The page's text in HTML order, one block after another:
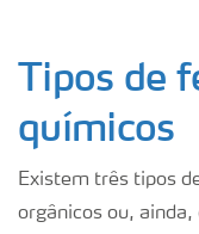
Tipos de
químicos
Existem três tipos
orgânicos ou,